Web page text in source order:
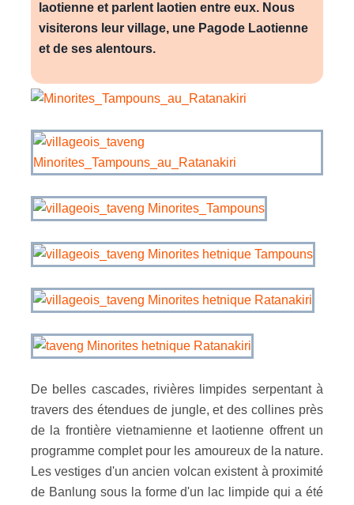
laotienne et parlent laotien entre eux. Nous
visiterons leur village, une Pagode Laotienne
et de ses alentours.
De belles cascades, rivières limpides serpentant à
travers des étendues de jungle, et des collines près
de la frontière vietnamienne et laotienne offrent un
programme complet pour les amoureux de la nature.
Les vestiges d'un ancien volcan existent à proximité
de Banlung sous la forme d'un lac limpide qui a été